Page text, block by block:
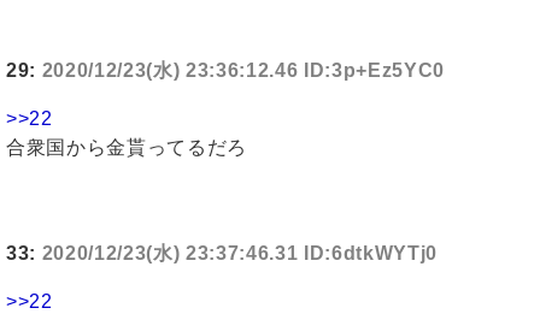
29: 2020/12/23(水) 23:36:12.46 ID:3p+Ez5YC0
>>22
合衆国から金貰ってるだろ
33: 2020/12/23(水) 23:37:46.31 ID:6dtkWYTj0
>>22